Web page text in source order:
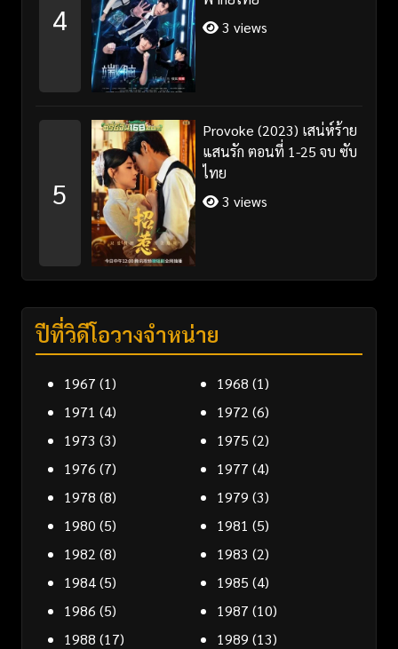
4
3 views
5
Provoke (2023) เสน่ห์ร้าย
แสนรัก ตอนที่ 1-25 จบ ซับ
ไทย
3 views
ปีที่วิดีโอวางจำหน่าย
1967 (1) 1968 (1)
1971 (4) 1972 (6)
1973 (3) 1975 (2)
1976 (7) 1977 (4)
1978 (8) 1979 (3)
1980 (5) 1981 (5)
1982 (8) 1983 (2)
1984(5) 1985 (4)
1986 (5) 1987 (10)
1988 (17) 1989 (13)